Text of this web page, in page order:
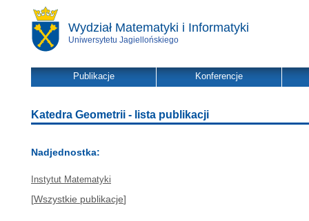
Wydział Matematyki i Informatyki
Uniwersytetu Jagiellońskiego
Publikacje Konferencje
Katedra Geometrii - lista publikacji
Nadjednostka:
Instytut Matematyki
[Wszystkie publikacje]